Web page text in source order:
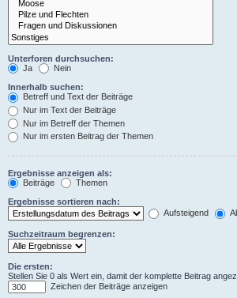
Unterforen durchsuchen:
Ja
Nein
Innerhalb suchen:
Betreff und Text der Beiträge
Nur im Text der Beiträge
Nur im Betreff der Themen
Nur im ersten Beitrag der Themen
Ergebnisse anzeigen als:
Beiträge
Themen
Ergebnisse sortieren nach:
Aufsteigend
Suchzeitraum begrenzen:
Die ersten:
Stellen Sie 0 als Wert ein, damit der komplette Beitrag
Zeichen der Beiträge anzeigen